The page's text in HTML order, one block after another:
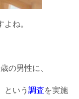
ね。
の男性に、
という 調査を実施